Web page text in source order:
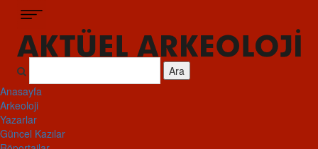
Ara
Anasayfa
Arkeoloji
Yazarlar
Güncel Kazılar